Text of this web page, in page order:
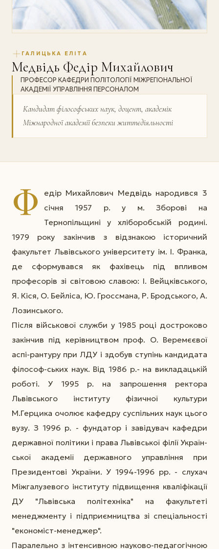
ГАЛИЦЬКА ЕЛІТА
Медвідь Федір Михайлович
ПРОФЕСОР КАФЕДРИ ПОЛІТОЛОГІЇ МІЖРЕГІОНАЛЬНОЇ
АКАДЕМІЇ УПРАВЛІННЯ ПЕРСОНАЛОМ
Кандидат філософських наук, доцент, академік
Міжнародної академії безпеки життєдіяльності
Ф
едір Михайлович Медвідь народився 3
січня 1957 р. у м. Зборові на
Тернопільщині у хліборобській родині.
1979 року закінчив з відзнакою історичний
факультет Львівського університету ім. І. Франка,
де сформувався як фахівець під впливом
професорів зі світовою славою: І. Вейцківського,
Я. Кіся, О. Бейліса, Ю. Гроссмана, Р. Бродського, А.
Лозинського.
Після військової служби у 1985 році достроково
закінчив під керівництвом проф. О. Веремєєвої
аспі-рантуру при ЛДУ і здобув ступінь кандидата
філософ-ських наук. Від 1986 р.- на викладацькій
роботі. У 1995 р. на запрошення ректора
Львівського інституту фізичної культури
М.Герцика очолює кафедру суспільних наук цього
вузу. З 1996 р. - фундатор і завідувач кафедри
державної політики і права Львівської філії Україн-
ської академії державного управління при
Президентові України. У 1994-1996 рр. - слухач
Міжгалузевого інституту підвищення кваліфікації
ДУ "Львівська політехніка" на факультеті
менеджменту і підприємництва зі спеціальності
"економіст-менеджер".
Паралельно з інтенсивною науково-педагогічною